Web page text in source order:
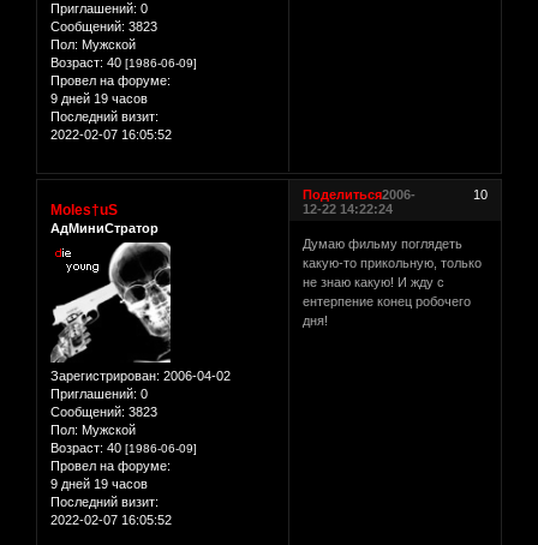
Приглашений: 0
Сообщений: 3823
Пол: Мужской
Возраст: 40 [1986-06-09]
Провел на форуме:
9 дней 19 часов
Последний визит:
2022-02-07 16:05:52
Поделиться 10
2006-
12-22 14:22:24
Moles†uS
АдМиниСтратор
Зарегистрирован: 2006-04-02
Приглашений: 0
Сообщений: 3823
Пол: Мужской
Возраст: 40 [1986-06-09]
Провел на форуме:
9 дней 19 часов
Последний визит:
2022-02-07 16:05:52
Думаю фильму поглядеть
какую-то прикольную, только
не знаю какую! И жду с
ентерпение конец робочего
дня!